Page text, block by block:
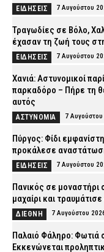
ΕΙΔΗΣΕΙΣ 7 Αυγούστου
Τραγωδίες σε Βόλο,
έχασαν τη ζωή τους
ΕΙΔΗΣΕΙΣ 7 Αυγούστου
Χανιά: Αστυνομικοί
παρκαδόρο – Πήρε τη
αυτός
ΑΣΤΥΝΟΜΙΑ 7
Πύργος: Φίδι
προκάλεσε
ΕΙΔΗΣΕΙΣ 7 Αυγούστου
Πανικός σε
μαχαίρι και
ΔΙΕΘΝΗ 7 Αυγούστου
Παλαιό Φάληρο: Φωτιά
Εκκενώνεται